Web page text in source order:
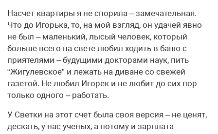
Насчет квартиры я не спорила – замечательная.
Что до Игорька, то, на мой взгляд, он удачей явно
не был – маленький, лысый человек, который
больше всего на свете любил ходить в баню с
приятелями – будущими докторами наук, пить
“Жигулевское” и лежать на диване со свежей
газетой. Не любил Игорек и не любит до сих пор
только одного – работать.
У Светки на этот счет была своя версия – не ценят,
дескать, у нас ученых, а потому и зарплата